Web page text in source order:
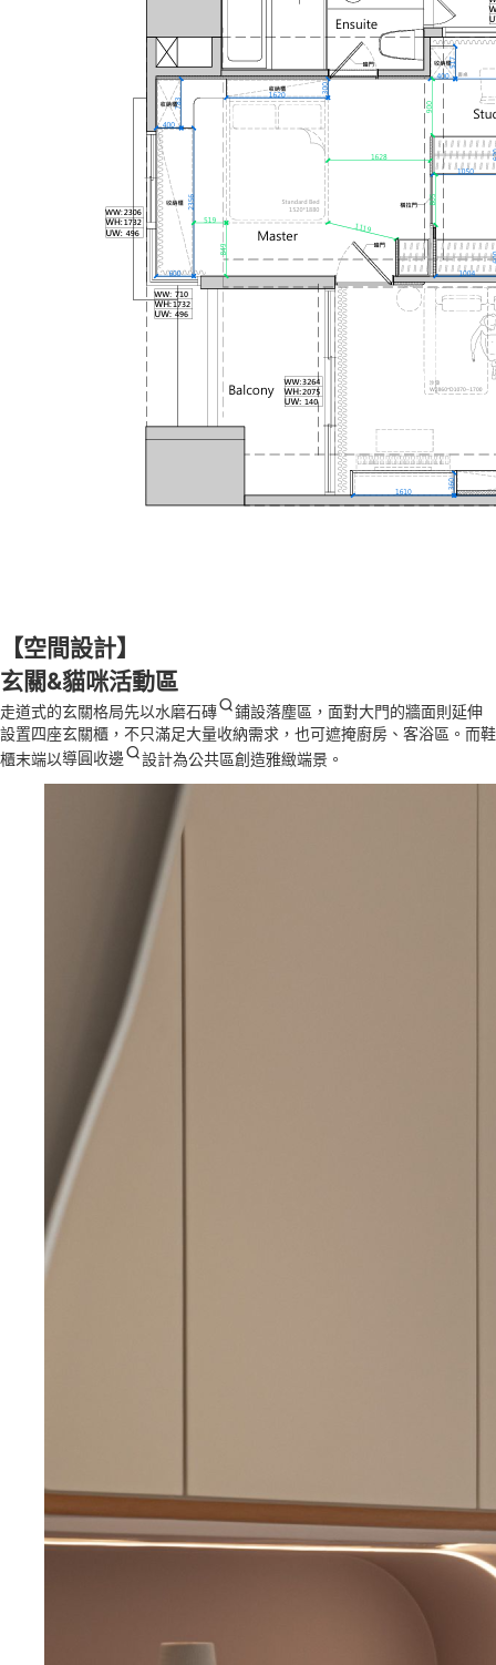
【空間設計】
玄關&貓咪活動區
走道式的玄關格局先以水磨石磚
鋪設落塵區，面對大門的牆面則延伸
設置四座玄關櫃，不只滿足大量收納需求，也可遮掩廚房、客浴區。而鞋
櫃末端以導圓收邊 設計為公共區創造雅緻端景。